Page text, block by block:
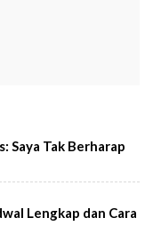
Saya Tak Berharap
Lengkap dan Cara